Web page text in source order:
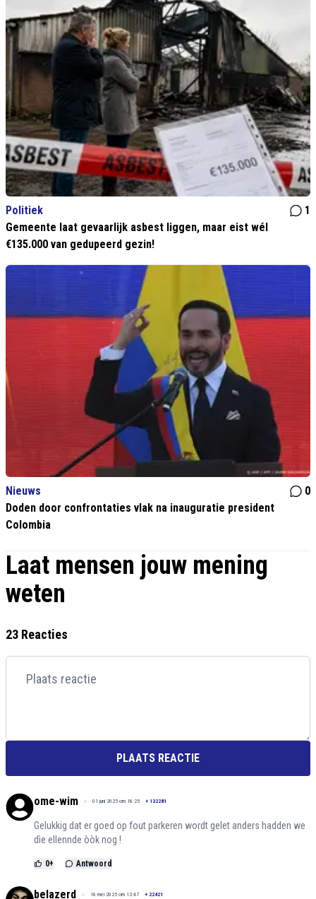
Politiek
1
Gemeente laat gevaarlijk asbest liggen, maar eist wél
€135.000 van gedupeerd gezin!
Nieuws
0
Doden door confrontaties vlak na inauguratie president
Colombia
Laat mensen jouw mening
weten
23 Reacties
PLAATS REACTIE
ome-wim 01 juni 2025 om 18:25 + 132281
Gelukkig dat er goed op fout parkeren wordt gelet anders hadden we
dìe ellennde òòk nog !
0+ Antwoord
belazerd 16 mei 2025 om 12:47 + 22421